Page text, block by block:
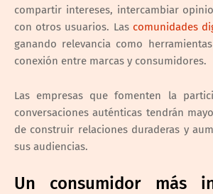
compartir intereses, intercambiar
con otros usuarios. Las comunidades
ganando relevancia como
conexión entre marcas y consumidores.
Las empresas que fomenten la
conversaciones auténticas tendrán
de construir relaciones duraderas y
sus audiencias.
Un consumidor más